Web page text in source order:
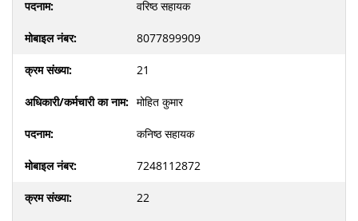
वरिष्ठ सहायक
8077899909
21
मोहित कुमार
कनिष्ठ सहायक
7248112872
22